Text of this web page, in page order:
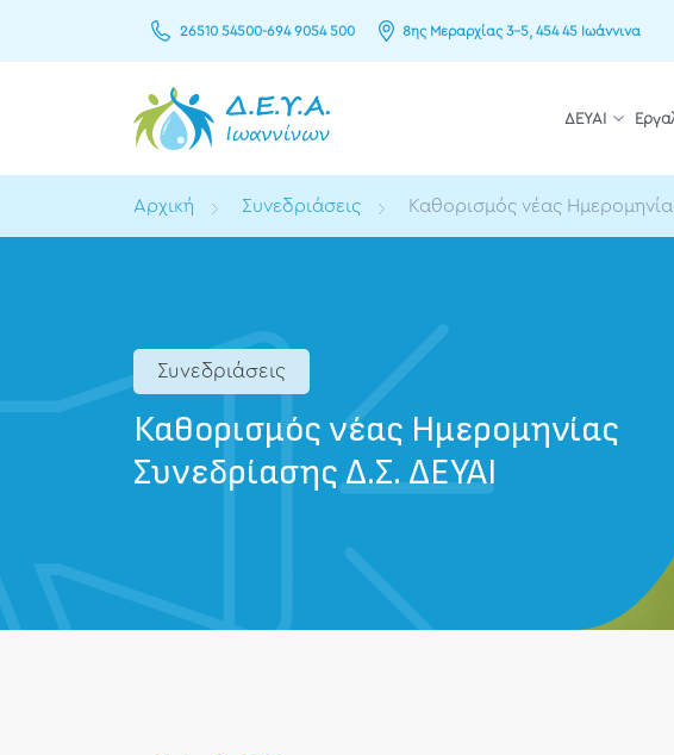
26510 54500-694 9054 500 8ης Μεραρχίας 3–5, 454 45 Ιωάννινα
ΔΕΥΑΙ
Αρχική Συνεδριάσεις Καθορισμός νέας
Συνεδριάσεις
Καθορισμός νέας Ημερομηνίας
Συνεδρίασης Δ.Σ. ΔΕΥΑΙ